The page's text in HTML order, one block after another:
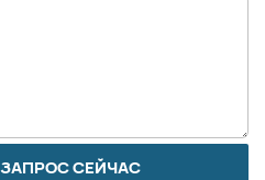
СЕЙЧАС